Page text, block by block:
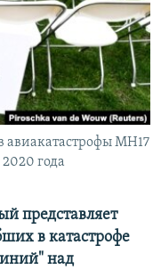
авиакатастрофы MH17
2020 года
представляет
в катастрофе
над